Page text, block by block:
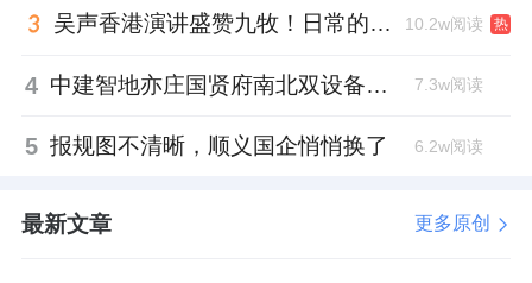
吴声香港演讲盛赞九牧！日常的小锚点变成科技突破点！ 10.2w阅读 热
4 中建智地亦庄国贤府南北双设备平台，得房率创区域新高 7.3w阅读
5 报规图不清晰，顺义国企悄悄换了 6.2w阅读
最新文章 更多原创